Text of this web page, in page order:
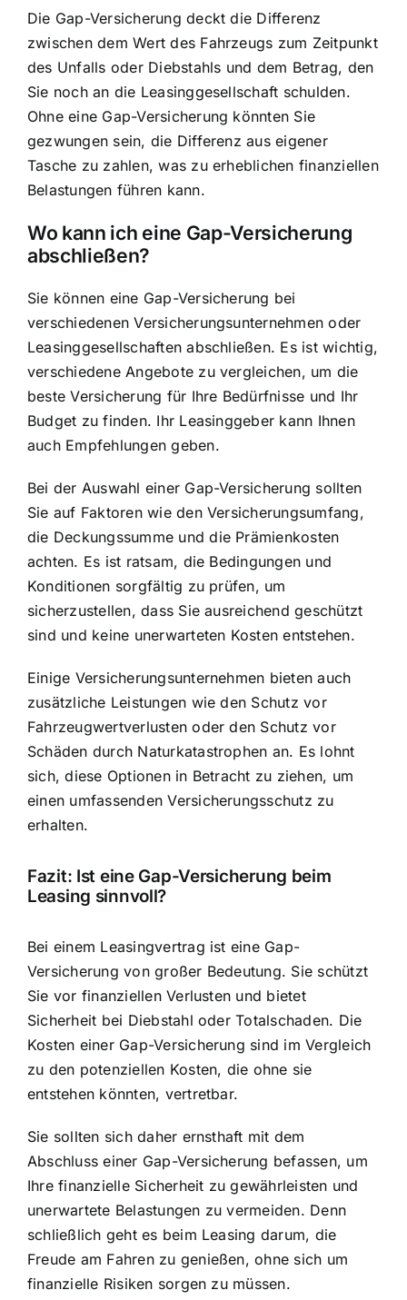
Die Gap-Versicherung deckt die Differenz
zwischen dem Wert des Fahrzeugs zum Zeitpunkt
des Unfalls oder Diebstahls und dem Betrag, den
Sie noch an die Leasinggesellschaft schulden.
Ohne eine Gap-Versicherung könnten Sie
gezwungen sein, die Differenz aus eigener
Tasche zu zahlen, was zu erheblichen finanziellen
Belastungen führen kann.
Wo kann ich eine Gap-Versicherung
abschließen?
Sie können eine Gap-Versicherung bei
verschiedenen Versicherungsunternehmen oder
Leasinggesellschaften abschließen. Es ist wichtig,
verschiedene Angebote zu vergleichen, um die
beste Versicherung für Ihre Bedürfnisse und Ihr
Budget zu finden. Ihr Leasinggeber kann Ihnen
auch Empfehlungen geben.
Bei der Auswahl einer Gap-Versicherung sollten
Sie auf Faktoren wie den Versicherungsumfang,
die Deckungssumme und die Prämienkosten
achten. Es ist ratsam, die Bedingungen und
Konditionen sorgfältig zu prüfen, um
sicherzustellen, dass Sie ausreichend geschützt
sind und keine unerwarteten Kosten entstehen.
Einige Versicherungsunternehmen bieten auch
zusätzliche Leistungen wie den Schutz vor
Fahrzeugwertverlusten oder den Schutz vor
Schäden durch Naturkatastrophen an. Es lohnt
sich, diese Optionen in Betracht zu ziehen, um
einen umfassenden Versicherungsschutz zu
erhalten.
Fazit: Ist eine Gap-Versicherung beim
Leasing sinnvoll?
Bei einem Leasingvertrag ist eine Gap-
Versicherung von großer Bedeutung. Sie schützt
Sie vor finanziellen Verlusten und bietet
Sicherheit bei Diebstahl oder Totalschaden. Die
Kosten einer Gap-Versicherung sind im Vergleich
zu den potenziellen Kosten, die ohne sie
entstehen könnten, vertretbar.
Sie sollten sich daher ernsthaft mit dem
Abschluss einer Gap-Versicherung befassen, um
Ihre finanzielle Sicherheit zu gewährleisten und
unerwartete Belastungen zu vermeiden. Denn
schließlich geht es beim Leasing darum, die
Freude am Fahren zu genießen, ohne sich um
finanzielle Risiken sorgen zu müssen.